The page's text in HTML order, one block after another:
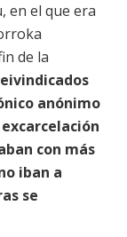
en el que era
de la
anónimo
con más
iban a
se